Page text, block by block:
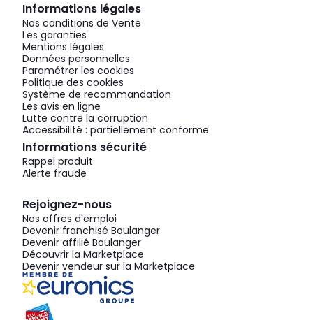
Informations légales
Nos conditions de Vente
Les garanties
Mentions légales
Données personnelles
Paramétrer les cookies
Politique des cookies
Système de recommandation
Les avis en ligne
Lutte contre la corruption
Accessibilité : partiellement conforme
Informations sécurité
Rappel produit
Alerte fraude
Rejoignez-nous
Nos offres d'emploi
Devenir franchisé Boulanger
Devenir affilié Boulanger
Découvrir la Marketplace
Devenir vendeur sur la Marketplace